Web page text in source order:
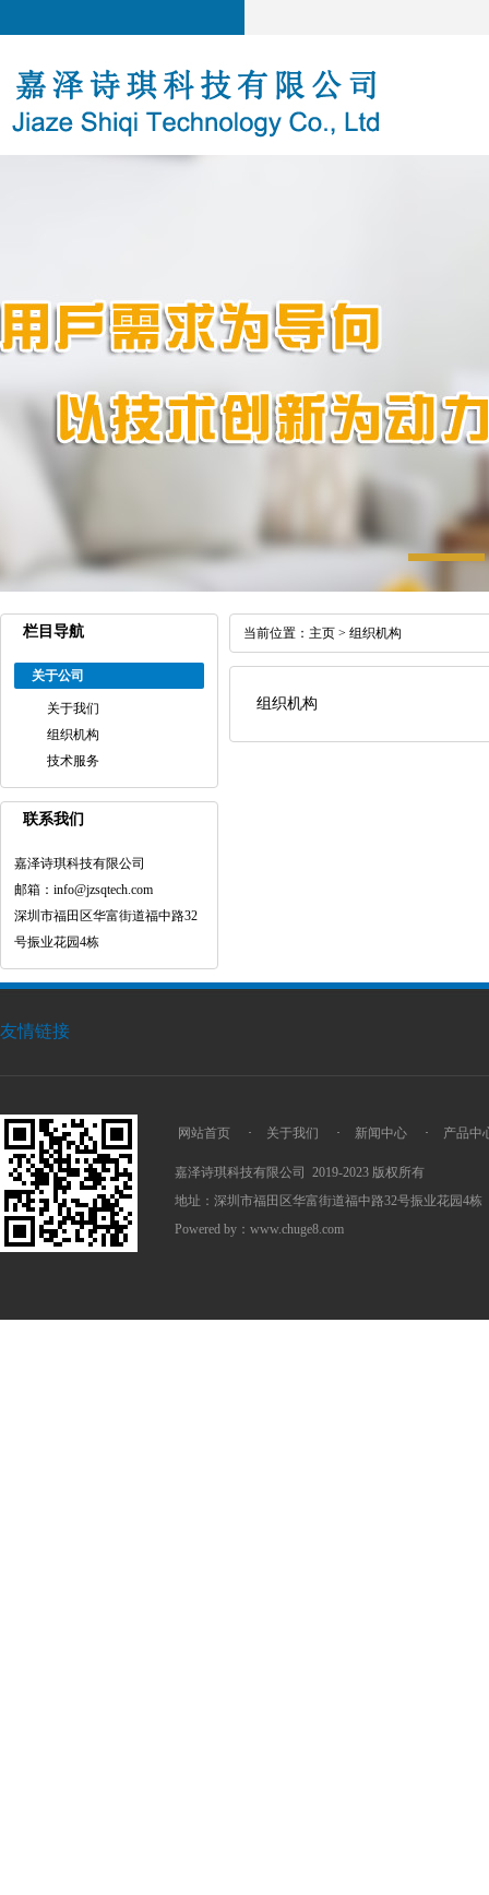
栏目导航
关于公司
关于我们
组织机构
技术服务
联系我们
嘉泽诗琪科技有限公司
邮箱：info@jzsqtech.com
深圳市福田区华富街道福中路32
号振业花园4栋
当前位置： 主页 > 组织机构
组织机构
友情链接
网站首页 · 关于我们 · 新闻中心 · 产品中
嘉泽诗琪科技有限公司 2019-2023 版权所有
地址：深圳市福田区华富街道福中路32号振业花园4栋
Powered by： www.chuge8.com